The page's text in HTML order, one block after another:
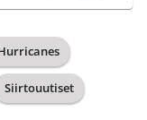
Siirtouutiset